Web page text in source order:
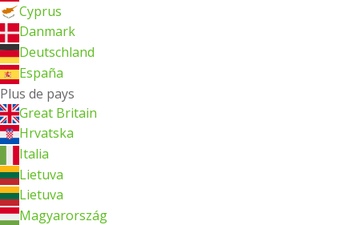
Cyprus
Danmark
Deutschland
España
Plus de pays
Great Britain
Hrvatska
Italia
Lietuva
Lietuva
Magyarország